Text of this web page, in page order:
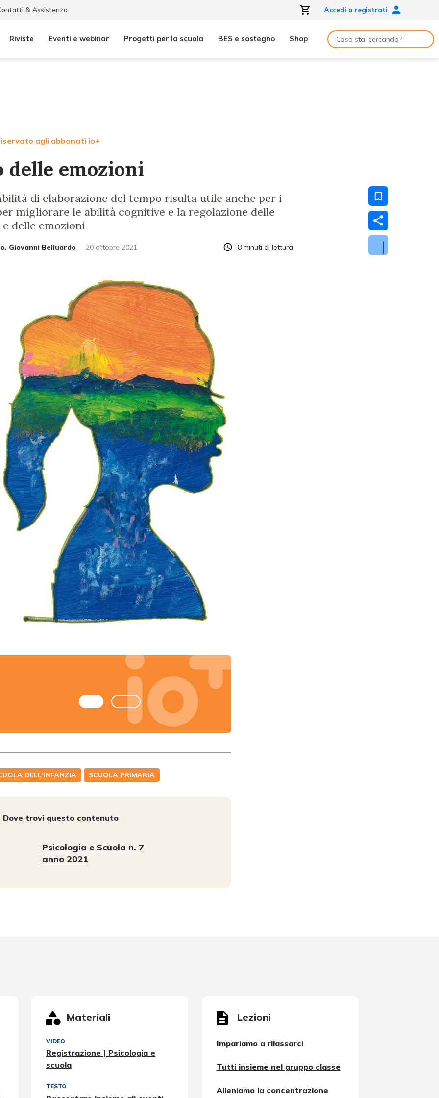
& Assistenza Accedi o registrati
Riviste Eventi e webinar Progetti per la scuola BES e sostegno Shop
agli abbonati io+
delle emozioni
di elaborazione del tempo risulta utile anche per i
migliorare le abilità cognitive e la regolazione delle
delle emozioni
Giovanni Belluardo 20 ottobre 2021 8 minuti di lettura
DELL'INFANZIA SCUOLA PRIMARIA
Dove trovi questo contenuto
Psicologia e Scuola n. 7
anno 2021
Materiali
VIDEO
Registrazione | Psicologia e
scuola
TESTO
Lezioni
Impariamo a rilassarci
Tutti insieme nel gruppo classe
Alleniamo la concentrazione